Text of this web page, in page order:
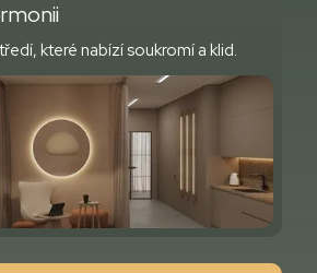
které nabízí soukromí a klid.